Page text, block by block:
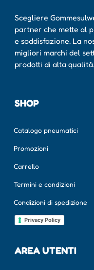
Scegliere
partner che mette al
e soddisfazione. La
migliori marchi del
prodotti di alta qualità.
SHOP
Catalogo pneumatici
Promozioni
Carrello
Termini e condizioni
Condizioni di spedizione
Privacy Policy
AREA UTENTI